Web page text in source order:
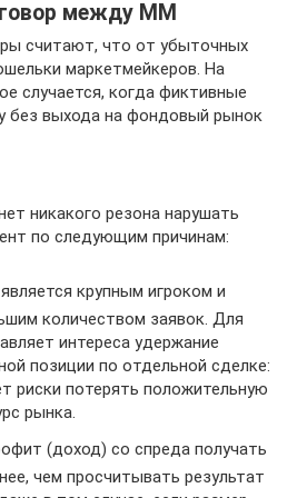
между ММ
считают, что от убыточных
маркетмейкеров. На
случается, когда фиктивные
без выхода на фондовый рынок
никакого резона нарушать
по следующим причинам:
крупным игроком и
количеством заявок. Для
интереса удержание
позиции по отдельной сделке:
риски потерять положительную
рынка.
(доход) со спреда получать
чем просчитывать результат